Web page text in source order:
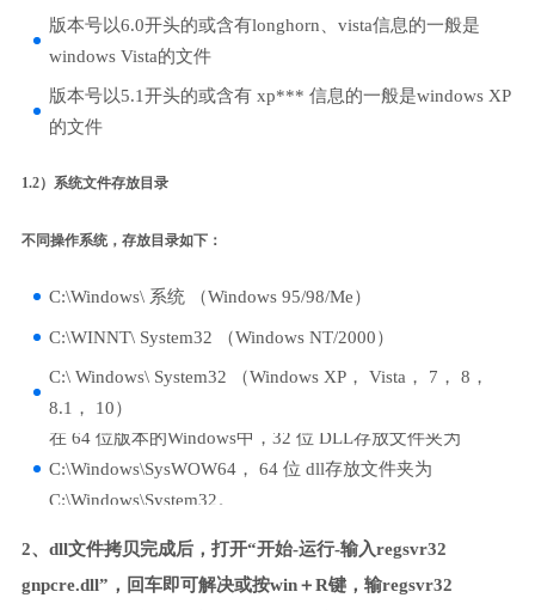
版本号以6.0开头的或含有longhorn、vista信息的一般是
windows Vista的文件
版本号以5.1开头的或含有 xp*** 信息的一般是windows XP
的文件
1.2）系统文件存放目录
不同操作系统，存放目录如下：
C:\Windows\ 系统 （Windows 95/98/Me）
C:\WINNT\ System32 （Windows NT/2000）
C:\ Windows\ System32 （Windows XP， Vista， 7， 8，
8.1， 10）
在 64 位版本的Windows中，32 位 DLL存放文件夹为
C:\Windows\SysWOW64， 64 位 dll存放文件夹为
C:\Windows\System32。
2、dll文件拷贝完成后，打开“开始-运行-输入regsvr32
gnpcre.dll”，回车即可解决或按win＋R键，输regsvr32